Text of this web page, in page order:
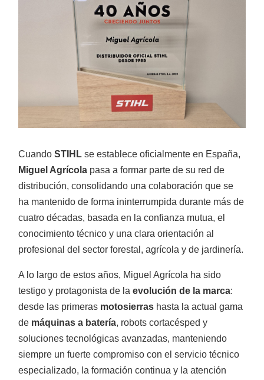
Rotovator/Fresadora
Desbrozadoras
Cuando STIHL se establece oficialmente en España,
Miguel Agrícola pasa a formar parte de su red de
distribución, consolidando una colaboración que se
ha mantenido de forma ininterrumpida durante más de
cuatro décadas, basada en la confianza mutua, el
conocimiento técnico y una clara orientación al
profesional del sector forestal, agrícola y de jardinería.
A lo largo de estos años, Miguel Agrícola ha sido
testigo y protagonista de la evolución de la marca:
desde las primeras motosierras hasta la actual gama
de máquinas a batería, robots cortacésped y
soluciones tecnológicas avanzadas, manteniendo
siempre un fuerte compromiso con el servicio técnico
especializado, la formación continua y la atención